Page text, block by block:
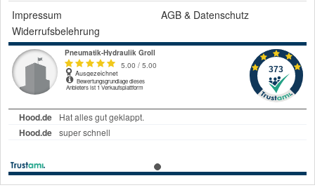
Impressum
AGB & Datenschutz
Widerrufsbelehrung